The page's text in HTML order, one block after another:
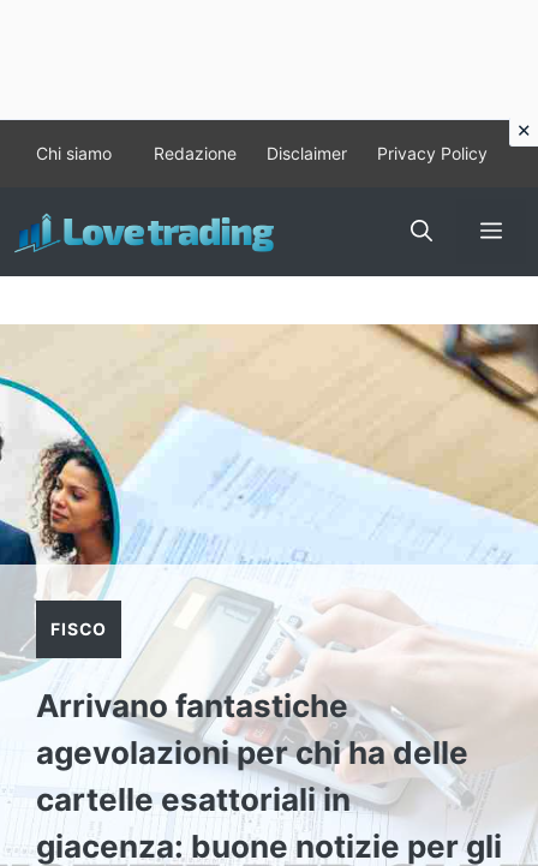
contenuto
Chi siamo Redazione Disclaimer Privacy Policy
FISCO
Arrivano fantastiche
agevolazioni per chi ha delle
cartelle esattoriali in
giacenza: buone notizie per gli